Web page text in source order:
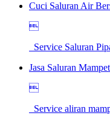
Cuci Saluran Air

Service Saluran
Jasa Saluran

Service aliran